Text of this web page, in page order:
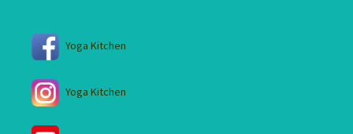
Yoga Kitchen
Yoga Kitchen